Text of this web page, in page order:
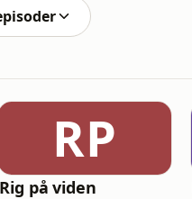
RP
Rig på viden